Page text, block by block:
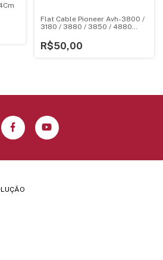
Flat Cable Pioneer Avh-3800 /
3180 / 3880 / 3850 / 4880
R$50,00